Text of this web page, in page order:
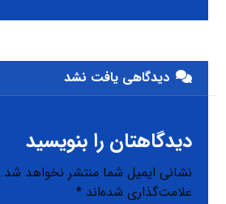
دیدگاهی یافت نشد
دیدگاهتان را بنویسید
نشانی ایمیل شما منتشر نخواهد شد.
علامت‌گذاری شده‌اند*